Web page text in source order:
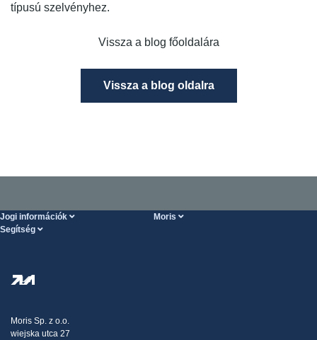
típusú szelvényhez.
Vissza a blog főoldalára
Vissza a blog oldalra
Jogi információk Moris
Segítség
Kiszállítás
Panaszok
Moris Sp. z o.o.
wiejska utca 27